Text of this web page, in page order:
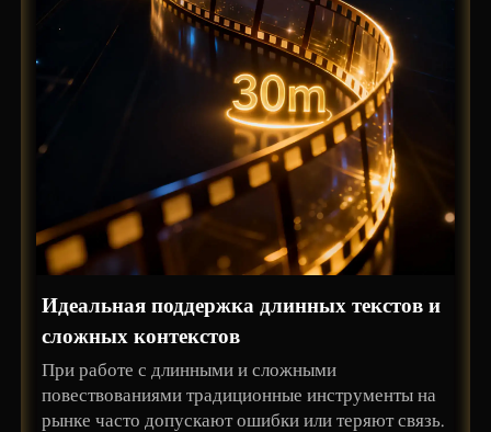
Идеальная поддержка длинных текстов и
сложных контекстов
При работе с длинными и сложными
повествованиями традиционные инструменты на
рынке часто допускают ошибки или теряют связь.